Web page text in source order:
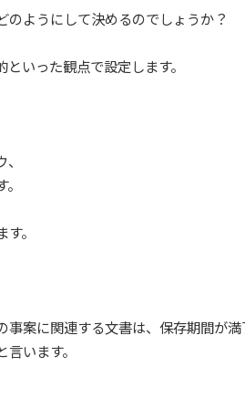
ようにして決めるのでしょうか？
いった観点で設定します。
。
案に関連する文書は、保存期間が
います。